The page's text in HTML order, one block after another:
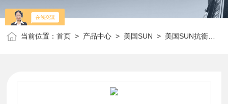
当前位置：首页 > 产品中心 > 美国SUN > 美国SUN抗衡阀